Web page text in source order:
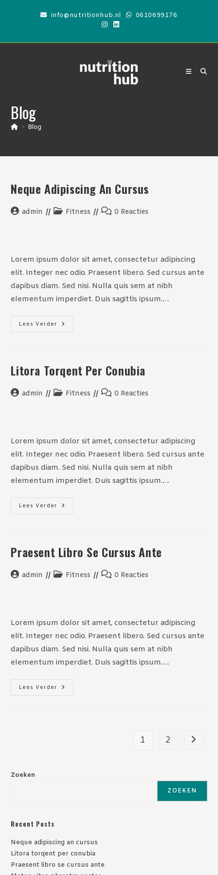
info@nutritionhub.nl 0610699176
Blog
> Blog
Neque Adipiscing An Cursus
Bericht
admin Berichtcategorie:
Fitness
Bericht0 Reacties
Lorem ipsum dolor sit amet, consectetur adipiscing
elit. Integer nec odio. Praesent libero. Sed cursus ante
dapibus diam. Sed nisi. Nulla quis sem at nibh
elementum imperdiet. Duis sagittis ipsum.…
Lees Verder Neque
Adipiscing
Litora Torqent Per Conubia
Bericht
admin Berichtcategorie:
Fitness
Bericht0 Reacties
Lorem ipsum dolor sit amet, consectetur adipiscing
elit. Integer nec odio. Praesent libero. Sed cursus ante
dapibus diam. Sed nisi. Nulla quis sem at nibh
elementum imperdiet. Duis sagittis ipsum.…
Lees Verder Litora
Torqent
Praesent Libro Se Cursus Ante
Bericht
admin Berichtcategorie:
Fitness
Bericht0 Reacties
Lorem ipsum dolor sit amet, consectetur adipiscing
elit. Integer nec odio. Praesent libero. Sed cursus ante
dapibus diam. Sed nisi. Nulla quis sem at nibh
elementum imperdiet. Duis sagittis ipsum.…
Lees Verder Praesent
Libro
1 2 Naar
Zoeken
ZOEKEN
Recent Posts
Neque adipiscing an cursus
Litora torqent per conubia
Praesent libro se cursus ante